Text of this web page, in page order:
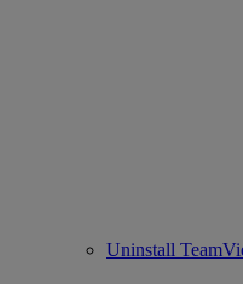
Uninstall